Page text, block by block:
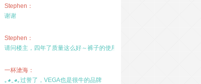
Stephen：
谢谢
Stephen：
请问楼主，四年了质量这么好～裤子的使用率高吗？
一杯滄海：
｡◕‿◕｡过誉了，VEGA也是很牛的品牌